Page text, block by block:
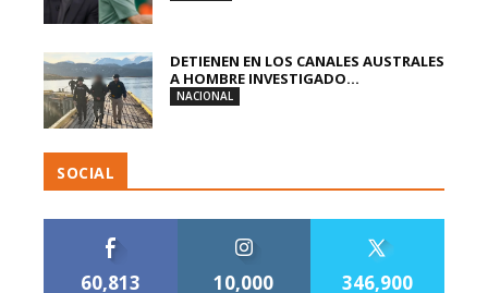
DETIENEN EN LOS CANALES AUSTRALES
A HOMBRE INVESTIGADO...
NACIONAL
SOCIAL
60,813 10,000 346,900